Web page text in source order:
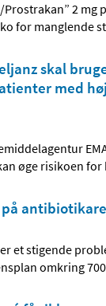
Prostrakan” 2 mg
for manglende
skal
med
øge risikoen
et stigende
omkring